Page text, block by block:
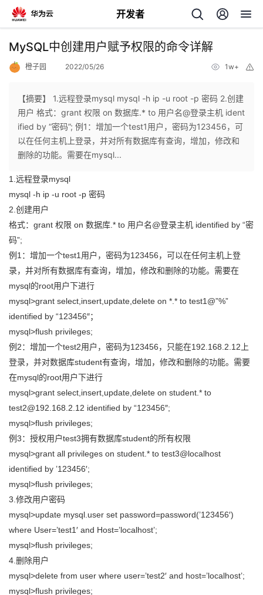
开发者
返
个
主
页
的
开
发
者
我
博
客
的
论
坛
我
的
圈
子
我
的
直
播
我
的
活
我
的
我
的
发
Programs
的
MySQL中创建用户赋予权限的命令详解
橙子园 2022/05/26 1w+
【摘要】 1.远程登录mysql mysql -h ip -u root -p 密码 2.创建
用户 格式：grant 权限 on 数据库.* to 用户名@登录主机 ident
ified by “密码”; 例1：增加一个test1用户，密码为123456，可
以在任何主机上登录，并对所有数据库有查询，增加，修改和
删除的功能。需要在mysql...
1.远程登录mysql
mysql -h ip -u root -p 密码
2.创建用户
格式：grant 权限 on 数据库.* to 用户名@登录主机 identified by “密
码”;
例1：增加一个test1用户，密码为123456，可以在任何主机上登
录，并对所有数据库有查询，增加，修改和删除的功能。需要在
mysql的root用户下进行
mysql>grant select,insert,update,delete on *.* to test1@”%”
identified by “123456″；
mysql>flush privileges;
例2：增加一个test2用户，密码为123456，只能在192.168.2.12上
登录，并对数据库student有查询，增加，修改和删除的功能。需要
在mysql的root用户下进行
mysql>grant select,insert,update,delete on student.* to
test2@192.168.2.12 identified by “123456″;
mysql>flush privileges;
例3：授权用户test3拥有数据库student的所有权限
mysql>grant all privileges on student.* to test3@localhost
identified by ’123456′;
mysql>flush privileges;
3.修改用户密码
mysql>update mysql.user set password=password(’123456′)
where User=’test1′ and Host=’localhost’;
mysql>flush privileges;
4.删除用户
mysql>delete from user where user=’test2′ and host=’localhost’;
mysql>flush privileges;